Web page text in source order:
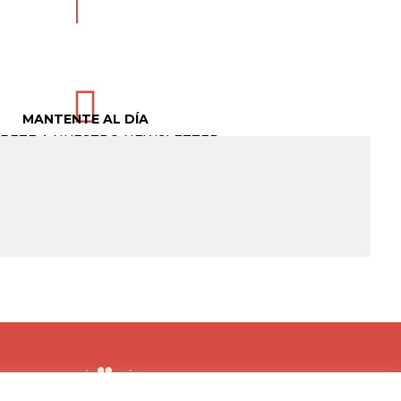

MANTENTE AL DÍA
A NUESTRO NEWSLETTER